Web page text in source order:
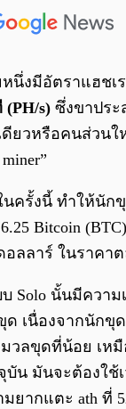
หนึ่งมีอัตราแฮช
(PH/s) ซึ่งขาประ
ยวหรือคนส่วน
ครั้งนี้ ทำให้นัก
Bitcoin
อลลาร์ ในราคา
Solo นั้นมีควา
ด เนื่องจากนักขุ
วลขุดที่น้อย เห
น มันจะต้องใช้
ยากแตะ ath ที่